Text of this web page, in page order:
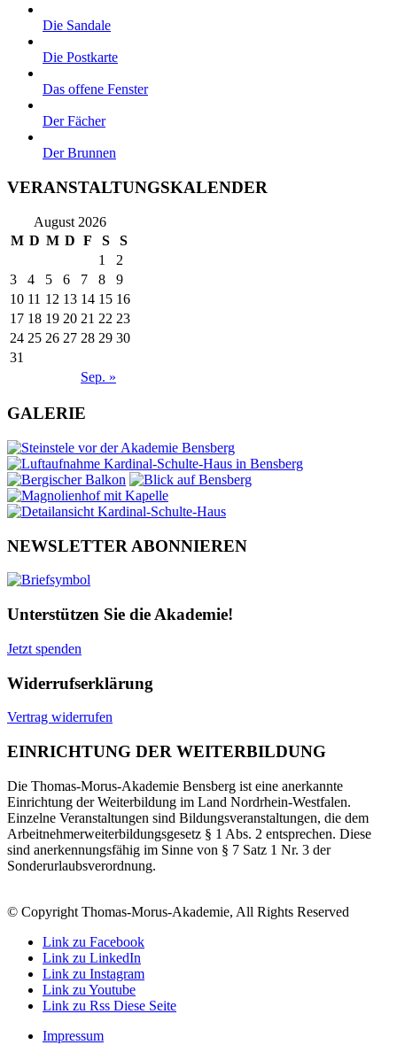
Die Sandale
Die Postkarte
Das offene Fenster
Der Fächer
Der Brunnen
VERANSTALTUNGSKALENDER
August 2026
M D M D F S S
Sep. »
1
2
3
4 5 6 7 8
9
10 11 12 13 14 15 16
17 18 19 20 21 22 23
24 25 26 27 28 29 30
31
GALERIE
NEWSLETTER ABONNIEREN
Unterstützen Sie die Akademie!
Jetzt spenden
Widerrufserklärung
Vertrag widerrufen
EINRICHTUNG DER WEITERBILDUNG
Die Thomas-Morus-Akademie Bensberg ist eine anerkannte
Einrichtung der Weiterbildung im Land Nordrhein-Westfalen.
Einzelne Veranstaltungen sind Bildungsveranstaltungen, die dem
Arbeitnehmerweiterbildungsgesetz § 1 Abs. 2 entsprechen. Diese
sind anerkennungsfähig im Sinne von § 7 Satz 1 Nr. 3 der
Sonderurlaubsverordnung.
© Copyright Thomas-Morus-Akademie, All Rights Reserved
Link zu Facebook
Link zu LinkedIn
Link zu Instagram
Link zu Youtube
Link zu Rss Diese Seite
Impressum